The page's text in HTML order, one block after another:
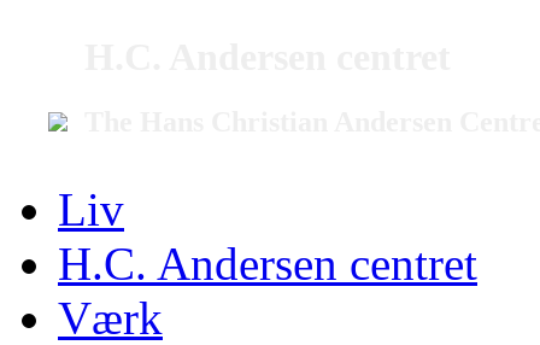
Liv
H.C. Andersen centret
Værk